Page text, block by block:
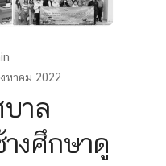
หาคม 2022
บาล
างศึกษาดู